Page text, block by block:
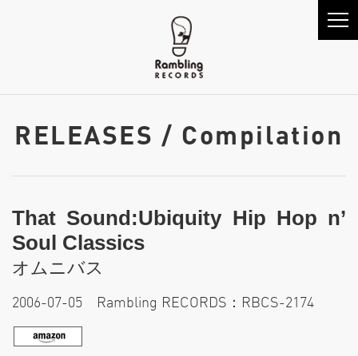
RELEASES / Compilation
That Sound:Ubiquity Hip Hop n’
Soul Classics
オムニバス
2006-07-05 Rambling RECORDS：RBCS-2174